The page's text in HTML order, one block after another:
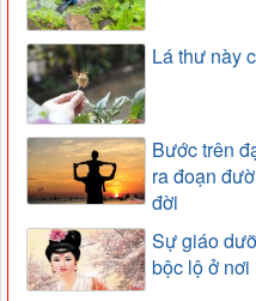
Lá thư này
Bước trên
ra đoạn
đời
Sự giáo
bộc lộ ở